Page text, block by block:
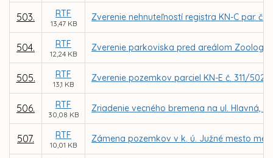
503. RTF
13,47 KB
Zverenie nehnuteľností registra KN-C par. č.
504. RTF
12,24 KB
Zverenie parkoviska pred areálom
505. RTF
13,1 KB
Zverenie pozemkov parciel KN-E č. 311/
506. RTF
30,08 KB
Zriadenie vecného bremena na ul. Hlavná,
507. RTF
10,01 KB
Zámena pozemkov v k. ú. Južné mesto